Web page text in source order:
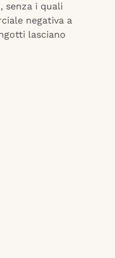
senza i quali
negativa a
lasciano